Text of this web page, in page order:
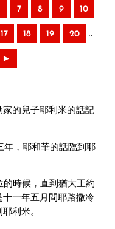
7 8 9 10
17 18 19 20 ..
►
的兒子耶利米的話記
年，耶和華的話臨到耶
時候，直到猶大王約
一年五月間耶路撒冷
利米。